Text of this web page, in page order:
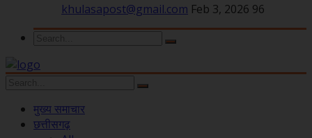
khulasapost@gmail.com Feb 3, 2026 96
मुख्य समाचार
छत्तीसगढ़